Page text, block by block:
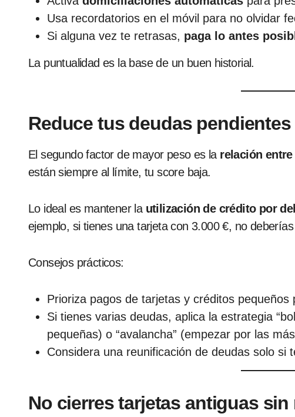
Usa recordatorios en el móvil para no olvidar
Si alguna vez te retrasas, paga lo antes
La puntualidad es la base de un buen historial.
Reduce tus deudas pendientes
El segundo factor de mayor peso es la relación
están siempre al límite, tu score baja.
Lo ideal es mantener la utilización de crédito por
ejemplo, si tienes una tarjeta con 3.000 €, no
Consejos prácticos:
Prioriza pagos de tarjetas y créditos pequeños
Si tienes varias deudas, aplica la estrategia
pequeñas) o “avalancha” (empezar por las
Considera una reunificación de deudas solo si
No cierres tarjetas antiguas sin